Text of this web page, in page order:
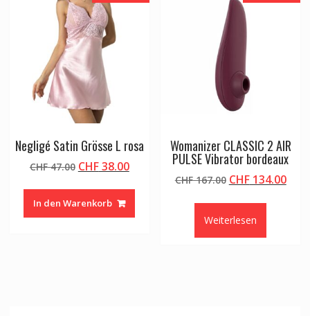
Negligé Satin Grösse L rosa
CHF47.00 Ursprünglicher
war:
CHF 47.00
CHF38.00Aktueller
In den Warenkorb
Womanizer CLASSIC 2 AIR
PULSE Vibrator bordeaux
CHF167.00 Ursprünglicher
CHF 167.00
CHF134.00
Weiterlesen